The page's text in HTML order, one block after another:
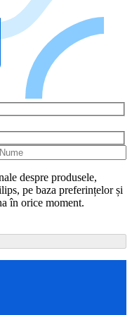
despre produsele,
pe baza preferințelor și
în orice moment.